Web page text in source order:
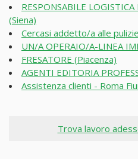
RESPONSABILE
(Siena)
Cercasi addetto/a alle
UN/A OPERAIO/A-LINEA
FRESATORE (Piacenza)
AGENTI EDITORIA
Assistenza clienti - Roma
Trova lavoro